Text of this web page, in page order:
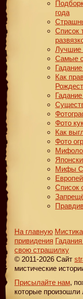
года
Список
Лучшие
Самые
Как
Фото
Как
Фото
Мифы
Список
На главную Мистика
привидения
свою страшилку
© 2011-2026 Сайт
мистические
Присылайте нам,
которые